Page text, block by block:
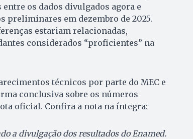
os dados divulgados agora e
preliminares em dezembro de 2025.
estariam relacionadas,
considerados “proficientes” na
técnicos por parte do MEC e
conclusiva sobre os números
oficial. Confira a nota na íntegra:
a divulgação dos resultados do Enamed.